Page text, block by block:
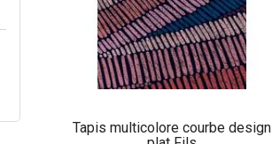
Tapis multicolore courbe design